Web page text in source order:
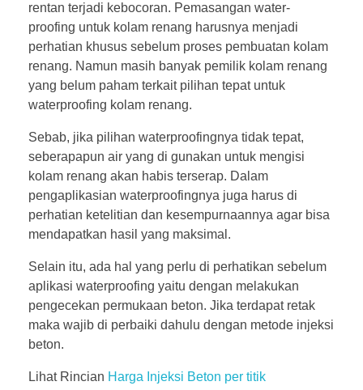
rentan terjadi kebocoran. Pemasangan water-
proofing untuk kolam renang harusnya menjadi
perhatian khusus sebelum proses pembuatan kolam
renang. Namun masih banyak pemilik kolam renang
yang belum paham terkait pilihan tepat untuk
waterproofing kolam renang.
Sebab, jika pilihan waterproofingnya tidak tepat,
seberapapun air yang di gunakan untuk mengisi
kolam renang akan habis terserap. Dalam
pengaplikasian waterproofingnya juga harus di
perhatian ketelitian dan kesempurnaannya agar bisa
mendapatkan hasil yang maksimal.
Selain itu, ada hal yang perlu di perhatikan sebelum
aplikasi waterproofing yaitu dengan melakukan
pengecekan permukaan beton. Jika terdapat retak
maka wajib di perbaiki dahulu dengan metode injeksi
beton.
Lihat Rincian Harga Injeksi Beton per titik